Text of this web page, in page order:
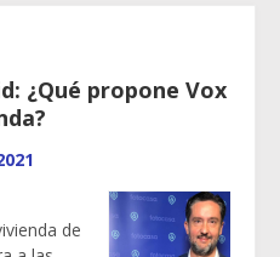
¿Qué propone Vox
de